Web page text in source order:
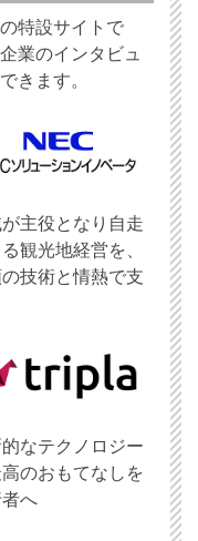
特設サイトで
業のインタビュ
きます。
主役となり自走
観光地経営を、
技術と情熱で支
なテクノロジー
のおもてなしを
へ